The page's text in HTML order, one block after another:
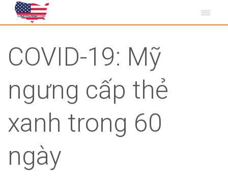
COVID-19: Mỹ
ngưng cấp thẻ
xanh trong 60
ngày